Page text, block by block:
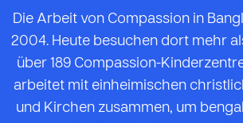
Die Arbeit von Compassion in
2004. Heute besuchen dort mehr
über 189 Compassion-
arbeitet mit einheimischen
und Kirchen zusammen, um